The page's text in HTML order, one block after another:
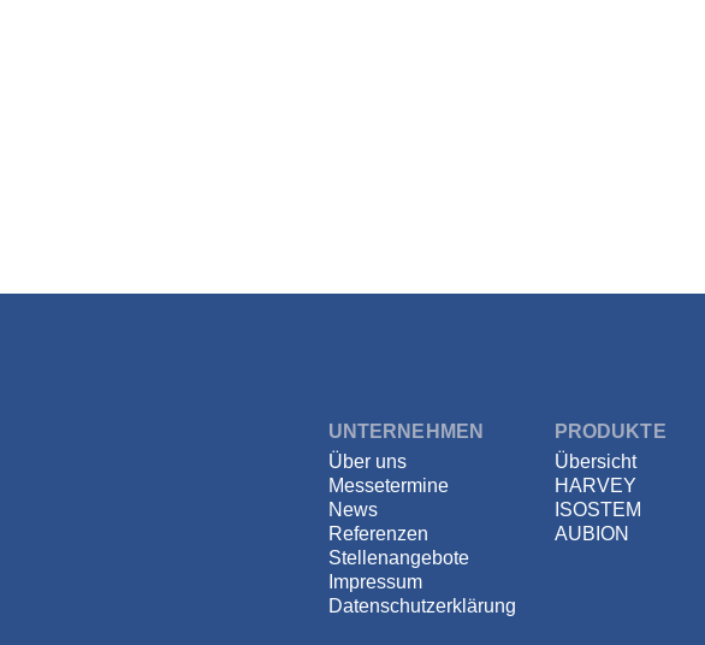
UNTERNEHMEN
Über uns
Messetermine
News
Referenzen
Stellenangebote
Impressum
Datenschutzerklärung
PRODUKTE
Übersicht
HARVEY
ISOSTEM
AUBION
↑